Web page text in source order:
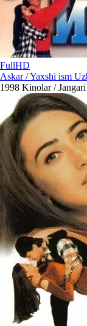
FullHD
Askar / Yaxshi ism
1998 Kinolar /